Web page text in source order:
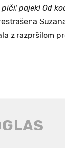
pajek! Od
z razpršilom